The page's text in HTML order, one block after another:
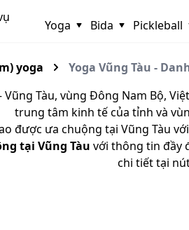
Yoga Bida Pickleball
yoga
Yoga Vũng Tàu -
Tàu, vùng Đông Nam Bộ,
trung tâm kinh tế của tỉnh và
được ưa chuộng tại Vũng Tàu
tại Vũng Tàu với thông tin đầy
chi tiết tại